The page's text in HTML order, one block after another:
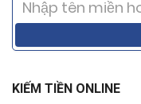
KIẾM TIỀN ONLINE